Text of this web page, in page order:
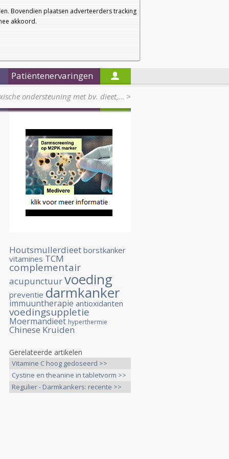
Bovendien plaatsen adverteerders tracking
akkoord.
a
a
Nieuwsbrief
Startpagina
Patiëntenervaringen
ondersteuning met bv. dieet,… >
Houtsmullerdieet borstkanker
vitamines TCM
complementair
acupunctuurvoeding
preventie darmkanker
immuuntherapie antioxidanten
voedingsuppletie
Moermandieet hyperthermie
Chinese Kruiden
Gerelateerde artikelen
Vitamine C hoog gedoseerd >>
Cystine en theanine in tabletvorm >>
Regulier - Darmkankers: recente >>